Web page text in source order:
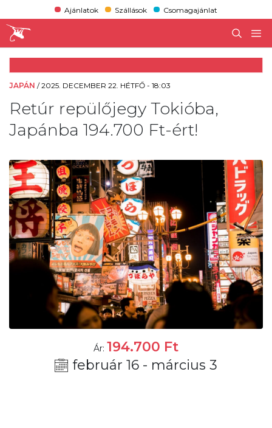
Ajánlatok Szállások Csomagajánlat
JAPÁN /2025. DECEMBER 22. HÉTFŐ - 18:03
Retúr repülőjegy Tokióba,
Japánba 194.700 Ft-ért!
Ár: 194.700 Ft
február 16 - március 3